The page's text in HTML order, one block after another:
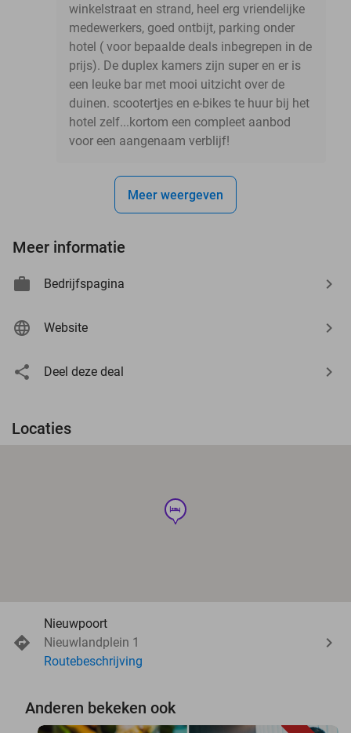
winkelstraat en strand, heel erg vriendelijke
medewerkers, goed ontbijt, parking onder
hotel ( voor bepaalde deals inbegrepen in de
prijs). De duplex kamers zijn super en er is
een leuke bar met mooi uitzicht over de
duinen. scootertjes en e-bikes te huur bij het
hotel zelf...kortom een compleet aanbod
voor een aangenaam verblijf!
Meer weergeven
Meer informatie
Bedrijfspagina
Website
Deel deze deal
Locaties
hotel
Nieuwpoort
Nieuwlandplein 1
Routebeschrijving
Anderen bekeken ook